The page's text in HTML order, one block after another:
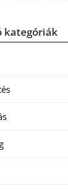
kategóriák